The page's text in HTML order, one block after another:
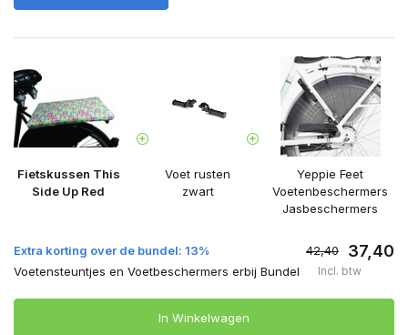
Fietskussen This
Side Up Red
Voet rusten
zwart
Yeppie Feet
Voetenbeschermers
Jasbeschermers
Extra korting over de bundel: 13% 42,40 37,40
Voetensteuntjes en Voetbeschermers erbij Bundel Incl. btw
In Winkelwagen